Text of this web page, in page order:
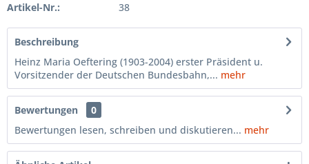
Artikel-Nr.: 38
Beschreibung
Heinz Maria Oeftering (1903-2004) erster Präsident u.
Vorsitzender der Deutschen Bundesbahn,... mehr
Bewertungen
0
Bewertungen lesen, schreiben und diskutieren... mehr